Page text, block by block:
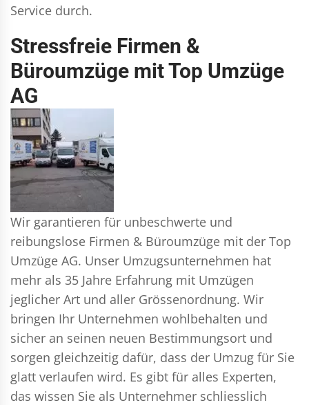
Service durch.
Stressfreie Firmen &
Büroumzüge mit Top Umzüge
AG
Wir garantieren für unbeschwerte und
reibungslose Firmen & Büroumzüge mit der Top
Umzüge AG. Unser Umzugsunternehmen hat
mehr als 35 Jahre Erfahrung mit Umzügen
jeglicher Art und aller Grössenordnung. Wir
bringen Ihr Unternehmen wohlbehalten und
sicher an seinen neuen Bestimmungsort und
sorgen gleichzeitig dafür, dass der Umzug für Sie
glatt verlaufen wird. Es gibt für alles Experten,
das wissen Sie als Unternehmer schliesslich